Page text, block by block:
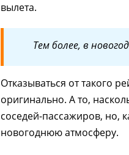
вылета.
Тем более, в
Отказываться от такого
оригинально. А то,
соседей-пассажиров, но,
новогоднюю атмосферу.